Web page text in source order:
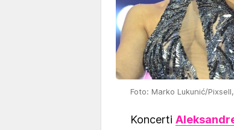
Foto: Marko Lukunić/
Koncerti